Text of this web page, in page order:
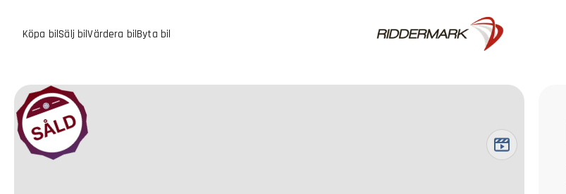
Köpa bilSälj bilVärdera bilByta bil